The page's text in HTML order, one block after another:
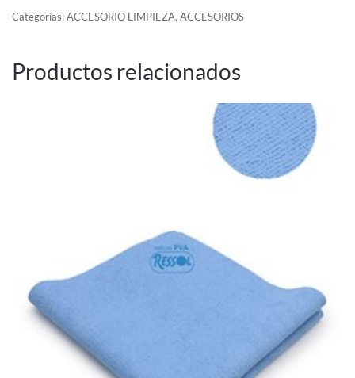
cantidad
Categorías:ACCESORIO LIMPIEZA, ACCESORIOS
Productos relacionados